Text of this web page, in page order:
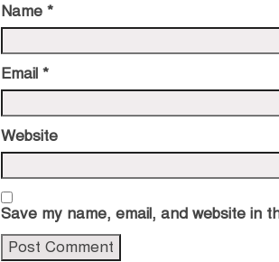
Name *
Email *
Website
Save my name, email, and website in